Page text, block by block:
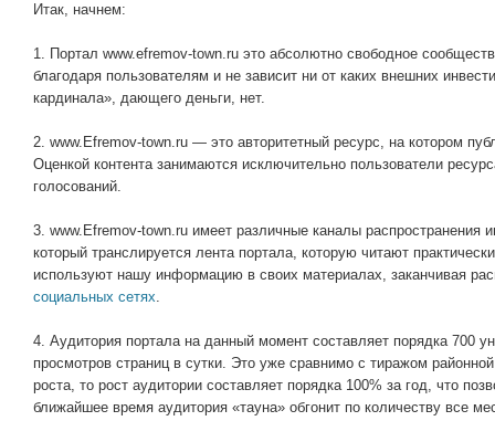
Итак, начнем:
1. Портал www.efremov-town.ru это абсолютно свободное
благодаря пользователям и не зависит ни от каких внешних
кардинала», дающего деньги, нет.
2. www.Efremov-town.ru — это авторитетный ресурс, на котором
Оценкой контента занимаются исключительно пользователи
голосований.
3. www.Efremov-town.ru имеет различные каналы распространения
который транслируется лента портала, которую читают
используют нашу информацию в своих материалах, заканчивая
социальных сетях.
4. Аудитория портала на данный момент составляет порядка 700
просмотров страниц в сутки. Это уже сравнимо с тиражом
роста, то рост аудитории составляет порядка 100% за год, что
ближайшее время аудитория «тауна» обгонит по количеству все